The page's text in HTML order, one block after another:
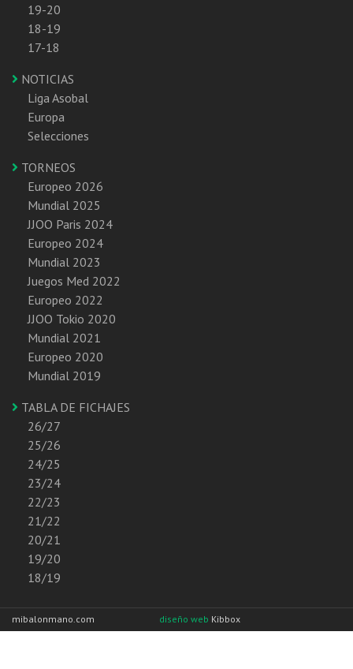
19-20
18-19
17-18
NOTICIAS
Liga Asobal
Europa
Selecciones
TORNEOS
Europeo 2026
Mundial 2025
JJOO Paris 2024
Europeo 2024
Mundial 2023
Juegos Med 2022
Europeo 2022
JJOO Tokio 2020
Mundial 2021
Europeo 2020
Mundial 2019
TABLA DE FICHAJES
26/27
25/26
24/25
23/24
22/23
21/22
20/21
19/20
18/19
mibalonmano.com diseño web Kibbox